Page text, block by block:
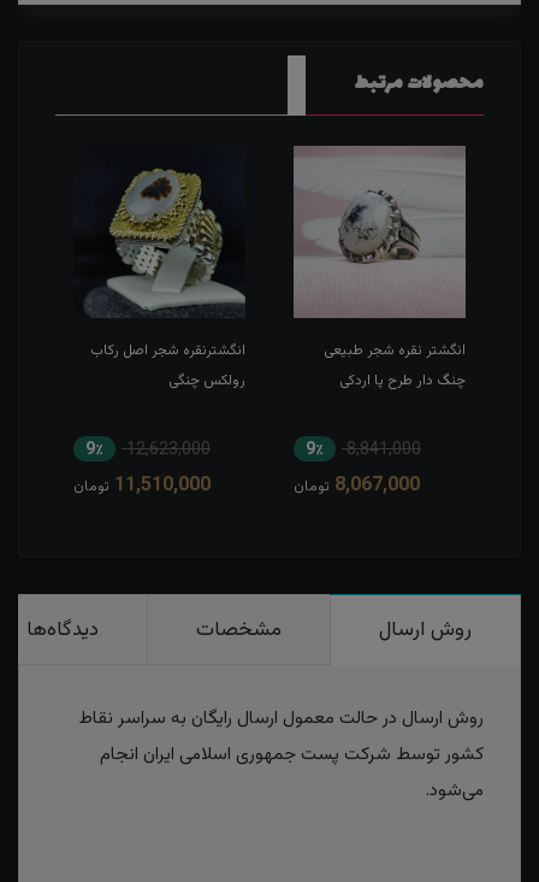
محصولات مرتبط
انگشتر نقره شجر طبیعی
چنگ دار طرح پا اردکی
8,841,000 9٪
8,067,000 تومان
انگشترنقره شجر اصل رکاب
رولکس چنگی
12,623,000 9٪
11,510,000 تومان
روش ارسال مشخصات دیدگاه‌ها
روش ارسال در حالت معمول ارسال رایگان به سراسر نقاط
کشور توسط شرکت پست جمهوری اسلامی ایران انجام
می‌شود.